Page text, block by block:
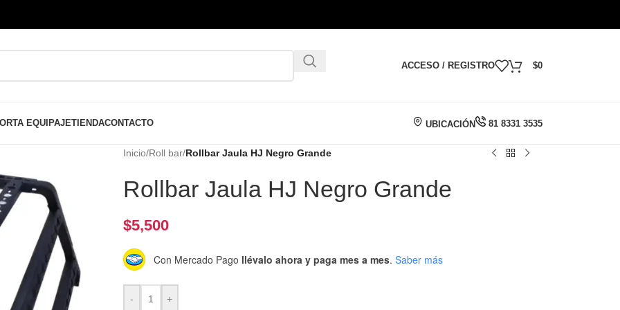
ACCESO / REGISTRO $0
EQUIPAJETIENDACONTACTO UBICACIÓN 81 8331 3535
Inicio/Roll bar/Rollbar Jaula HJ Negro Grande
Rollbar Jaula HJ Negro Grande
$5,500
Con Mercado Pago llévalo ahora y paga mes a mes. Saber más
- +